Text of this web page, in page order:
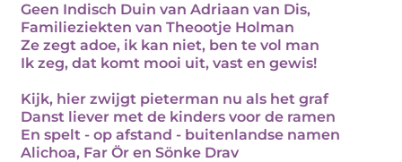
Geen Indisch Duin van Adriaan van Dis,
Familieziekten van Theootje Holman
Ze zegt adoe, ik kan niet, ben te vol man
Ik zeg, dat komt mooi uit, vast en gewis!
Kijk, hier zwijgt pieterman nu als het graf
Danst liever met de kinders voor de ramen
En spelt - op afstand - buitenlandse namen
Alichoa, Far Ör en Sönke Drav